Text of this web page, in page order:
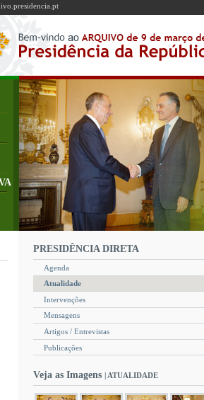
PRESIDÊNCIA DIRETA
Agenda
Atualidade
Intervenções
Mensagens
Artigos / Entrevistas
Publicações
Veja as Imagens | ATUALIDADE